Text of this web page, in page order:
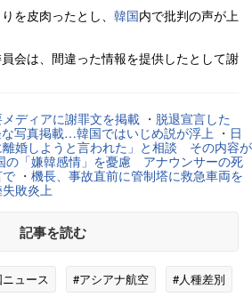
を皮肉ったとし、 韓国内で批判の声が上
会は、間違った情報を提供したとして謝
ディアに謝罪文を掲載 ・ 脱退宣言した
な写真掲載…韓国ではいじめ説が浮上 ・ 日
婚しようと言われた」と相談 その内容が
の「嫌韓感情」を憂慮 アナウンサーの死
・ 機長、事故直前に管制塔に救急車両を
敗炎上
記事を読む
ュース #アシアナ航空
#人種差別